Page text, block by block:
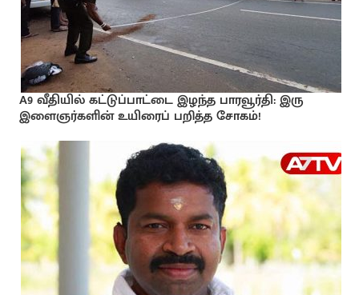
A9 வீதியில் கட்டுப்பாட்டை இழந்த பாரவூர்தி: இரு
இளைஞர்களின் உயிரைப் பறித்த சோகம்!